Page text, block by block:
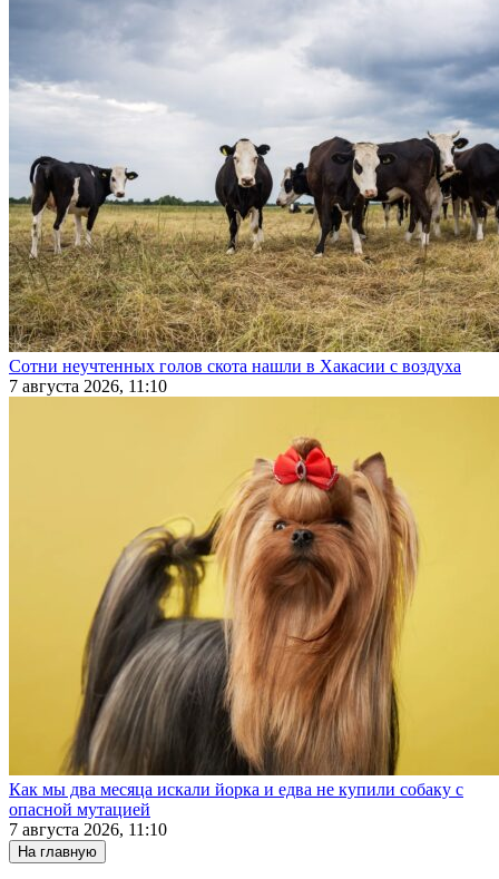
Сотни неучтенных голов скота нашли в Хакасии с воздуха
7 августа 2026, 11:10
Как мы два месяца искали йорка и едва не купили собаку с
опасной мутацией
7 августа 2026, 11:10
На главную